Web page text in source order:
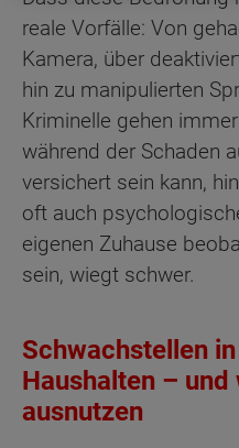
reale Vorfälle: Von
Kamera, über
hin zu manipulierten
Kriminelle gehen
während der Schaden
versichert sein kann,
oft auch
eigenen Zuhause
sein, wiegt schwer.
Schwachstellen
Haushalten –
ausnutzen